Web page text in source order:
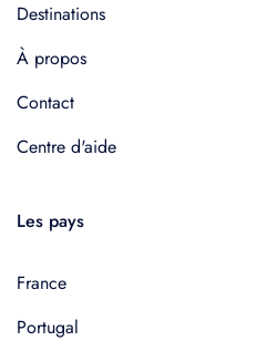
Destinations
À propos
Contact
Centre d'aide
Les pays
France
Portugal